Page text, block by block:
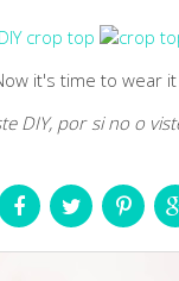
it's time to wear
DIY, por si no o